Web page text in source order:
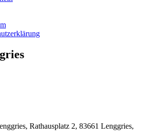
Rathausplatz 2, 83661 Lenggries,